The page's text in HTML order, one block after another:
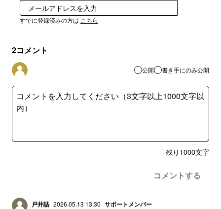
すでに登録済みの方は こちら
2コメント
公開 書き手にのみ公開
残り 1000文字
コメントする
戸井詰 2026.05.13 13:30 サポートメンバー